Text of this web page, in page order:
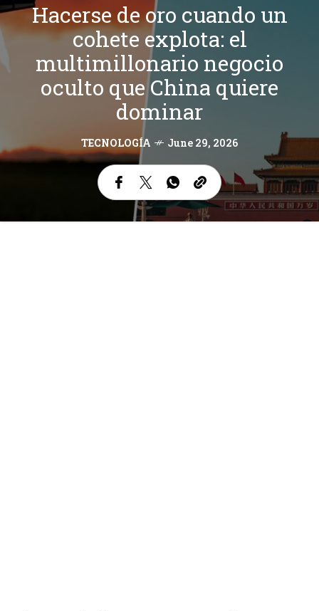
Hacerse de oro cuando un
cohete explota: el
multimillonario negocio
oculto que China quiere
dominar
TECNOLOGÍA June 29, 2026